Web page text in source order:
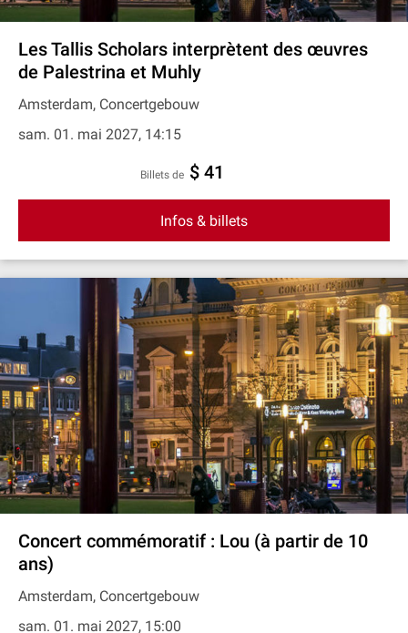
Les Tallis Scholars interprètent des œuvres
de Palestrina et Muhly
Amsterdam, Concertgebouw
sam. 01. mai 2027, 14:15
Billets de $ 41
Infos & billets
Concert commémoratif : Lou (à partir de 10
ans)
Amsterdam, Concertgebouw
sam. 01. mai 2027, 15:00